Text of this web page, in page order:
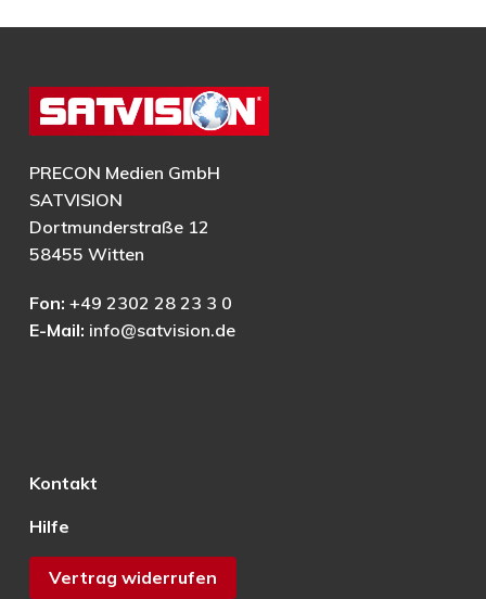
PRECON Medien GmbH
SATVISION
Dortmunderstraße 12
58455 Witten
Fon: +49 2302 28 23 3 0
E-Mail: info@satvision.de
Kontakt
Hilfe
Vertrag widerrufen